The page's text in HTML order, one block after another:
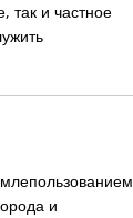
так и частное
и